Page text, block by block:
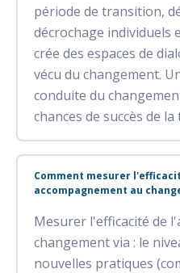
période de transition,
décrochage individuels
crée des espaces de
vécu du changement.
conduite du
chances de succès de
Comment mesurer
accompagnement au
Mesurer l'efficacité de
changement via : le
nouvelles pratiques